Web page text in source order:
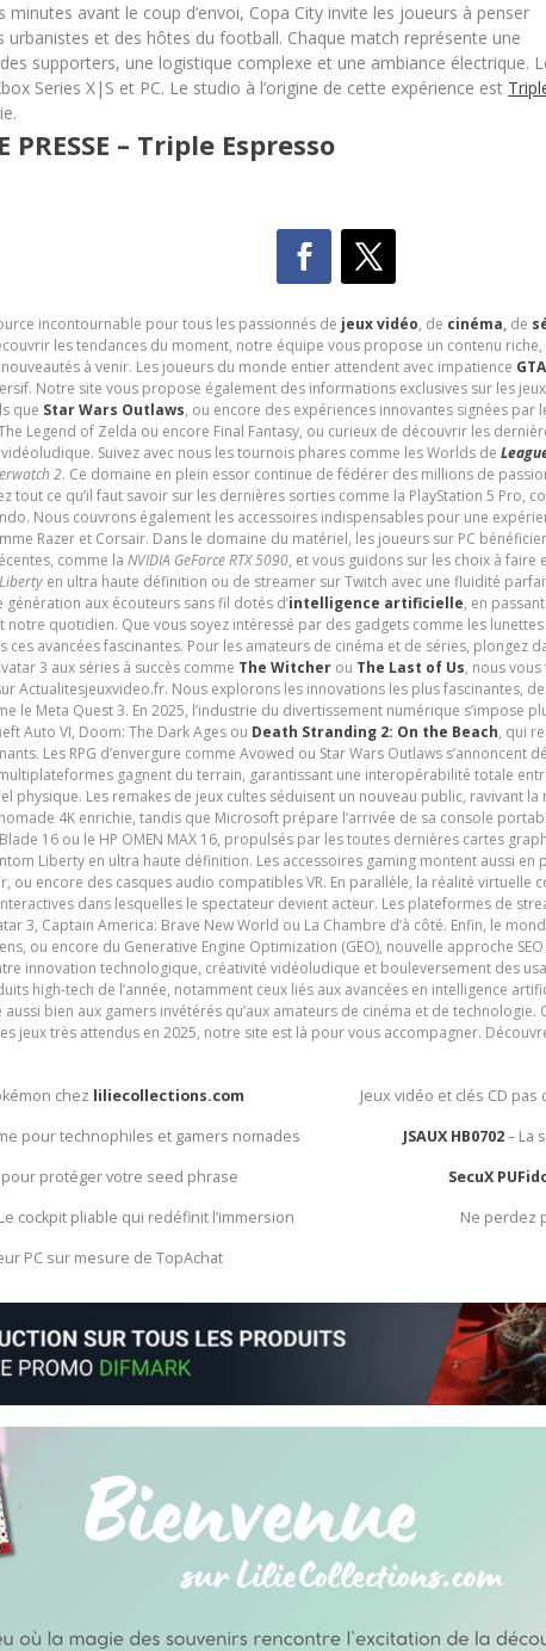
minutes avant le coup d’envoi, Copa City invite les joueurs à penser
urbanistes et des hôtes du football. Chaque match représente une
supporters, une logistique complexe et une ambiance électrique.
Series X|S et PC. Le studio à l’origine de cette expérience est
PRESSE – Triple Espresso
incontournable pour tous les passionnés de jeux vidéo, de cinéma,de
les tendances du moment, notre équipe vous propose un contenu
à venir. Les joueurs du monde entier attendent avec impatience
Notre site vous propose également des informations exclusives sur les
que Star Wars Outlaws, ou encore des expériences innovantes signées
Legend of Zelda ou encore Final Fantasy, ou curieux de découvrir les
Suivez avec nous les tournois phares comme les Worlds de
2. Ce domaine en plein essor continue de fédérer des millions de
tout ce qu’il faut savoir sur les dernières sorties comme la PlayStation 5 Pro,
Nous couvrons également les accessoires indispensables pour une
Razer et Corsair. Dans le domaine du matériel, les joueurs sur PC
comme la NVIDIA GeForce RTX 5090, et vous guidons sur les choix à faire
en ultra haute définition ou de streamer sur Twitch avec une fluidité
aux écouteurs sans fil dotés d’intelligence artificielle, en
quotidien. Que vous soyez intéressé par des gadgets comme les
avancées fascinantes. Pour les amateurs de cinéma et de séries, plongez
3 aux séries à succès comme The Witcherou The Last of Us, nous
Actualitesjeuxvideo.fr. Nous explorons les innovations les plus fascinantes,
le Meta Quest 3. En 2025, l’industrie du divertissement numérique s’impose
Auto VI, Doom: The Dark Ages ou Death Stranding 2: On the Beach, qui
Les RPG d’envergure comme Avowed ou Star Wars Outlaws
gagnent du terrain, garantissant une interopérabilité totale
physique. Les remakes de jeux cultes séduisent un nouveau public, ravivant
4K enrichie, tandis que Microsoft prépare l’arrivée de sa console
16 ou le HP OMEN MAX 16, propulsés par les toutes dernières cartes
Liberty en ultra haute définition. Les accessoires gaming montent aussi
ou encore des casques audio compatibles VR. En parallèle, la réalité virtuelle
dans lesquelles le spectateur devient acteur. Les plateformes de
3, Captain America: Brave New World ou La Chambre d’à côté. Enfin, le
ou encore du Generative Engine Optimization (GEO), nouvelle approche
innovation technologique, créativité vidéoludique et bouleversement des
high-tech de l’année, notamment ceux liés aux avancées en intelligence
aussi bien aux gamers invétérés qu’aux amateurs de cinéma et de
jeux très attendus en 2025, notre site est là pour vous accompagner.
chez liliecollections.com
pour technophiles et gamers nomades
pour protéger votre seed phrase
cockpit pliable qui redéfinit l’immersion
PC sur mesure de TopAchat
Jeux vidéo et clés CD
JSAUX HB0702– La
SecuX
Ne perdez